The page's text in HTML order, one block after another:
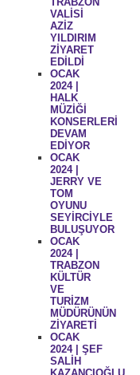
VALİSİ
AZİZ
YILDIRIM
ZİYARET
EDİLDİ
OCAK
2024 |
HALK
MÜZİĞİ
KONSERLERİ
DEVAM
EDİYOR
OCAK
2024 |
JERRY VE
TOM
OYUNU
SEYİRCİYLE
BULUŞUYOR
OCAK
2024 |
TRABZON
KÜLTÜR
VE
TURİZM
MÜDÜRÜNÜN
ZİYARETİ
OCAK
2024 | ŞEF
SALİH